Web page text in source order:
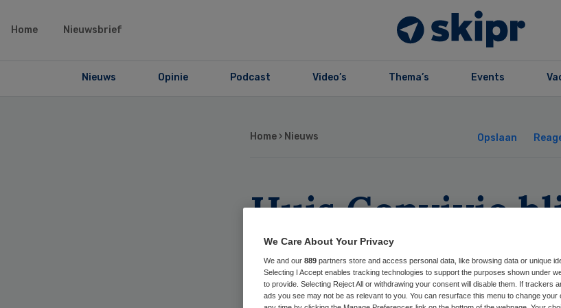
Home Nieuwsbrief
Nieuws Opinie Podcast Video’s Thema’s Events
Home › Nieuws Opslaan
Huis Convivio
onder
toezicht
We Care About Your Privacy
We and our 889 partners store and access personal data, like browsing data or unique
Selecting I Accept enables tracking technologies to support the purposes shown under
to provide. Selecting Reject All or withdrawing your consent will disable them. If trackers
ads you see may not be as relevant to you. You can resurface this menu to change